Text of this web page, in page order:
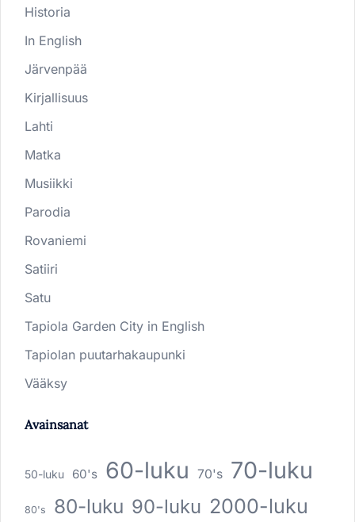
Historia
In English
Järvenpää
Kirjallisuus
Lahti
Matka
Musiikki
Parodia
Rovaniemi
Satiiri
Satu
Tapiola Garden City in English
Tapiolan puutarhakaupunki
Vääksy
Avainsanat
50-luku 60's 60-luku 70's 70-luku
80's 80-luku 90-luku 2000-luku